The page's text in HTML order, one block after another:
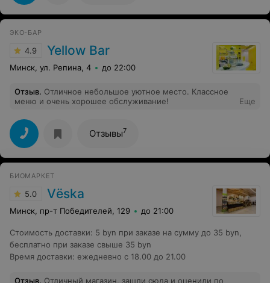
ЭКО-БАР
4.9 Yellow Bar
Минск, ул. Репина, 4 до 22:00
Отзыв. Отличное небольшое уютное место. Классное
меню и очень хорошее обслуживание!
Еще
Отзывы7
БИОМАРКЕТ
5.0 Vёska
Минск, пр-т Победителей, 129 до 21:00
Стоимость доставки: 5 byn при заказе на сумму до 35 byn,
бесплатно при заказе свыше 35 byn
Время доставки: ежедневно с 18.00 до 21.00
Отзыв. Отличный магазин, зашли сюда и оценили по